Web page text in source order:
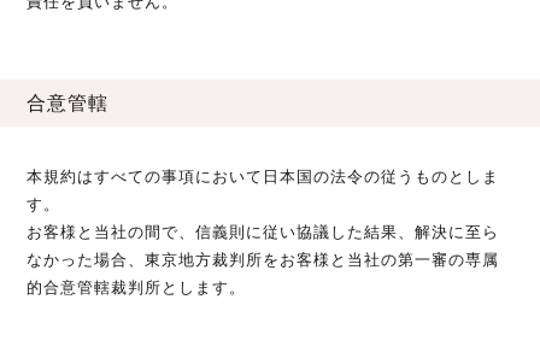
合意管轄
本規約はすべての事項において日本国の法令の従うものとしま
す。
お客様と当社の間で、信義則に従い協議した結果、解決に至ら
なかった場合、東京地方裁判所をお客様と当社の第一審の専属
的合意管轄裁判所とします。